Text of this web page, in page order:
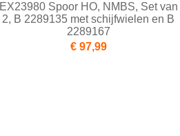
EX23980 Spoor HO, NMBS, Set van
2, B 2289135 met schijfwielen en B
2289167
€ 97,99